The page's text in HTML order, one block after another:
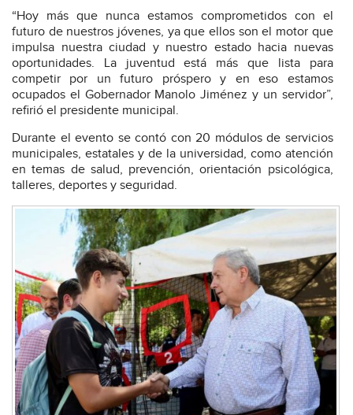
“Hoy más que nunca estamos comprometidos con el
futuro de nuestros jóvenes, ya que ellos son el motor que
impulsa nuestra ciudad y nuestro estado hacia nuevas
oportunidades. La juventud está más que lista para
competir por un futuro próspero y en eso estamos
ocupados el Gobernador Manolo Jiménez y un servidor”,
refirió el presidente municipal.
Durante el evento se contó con 20 módulos de servicios
municipales, estatales y de la universidad, como atención
en temas de salud, prevención, orientación psicológica,
talleres, deportes y seguridad.